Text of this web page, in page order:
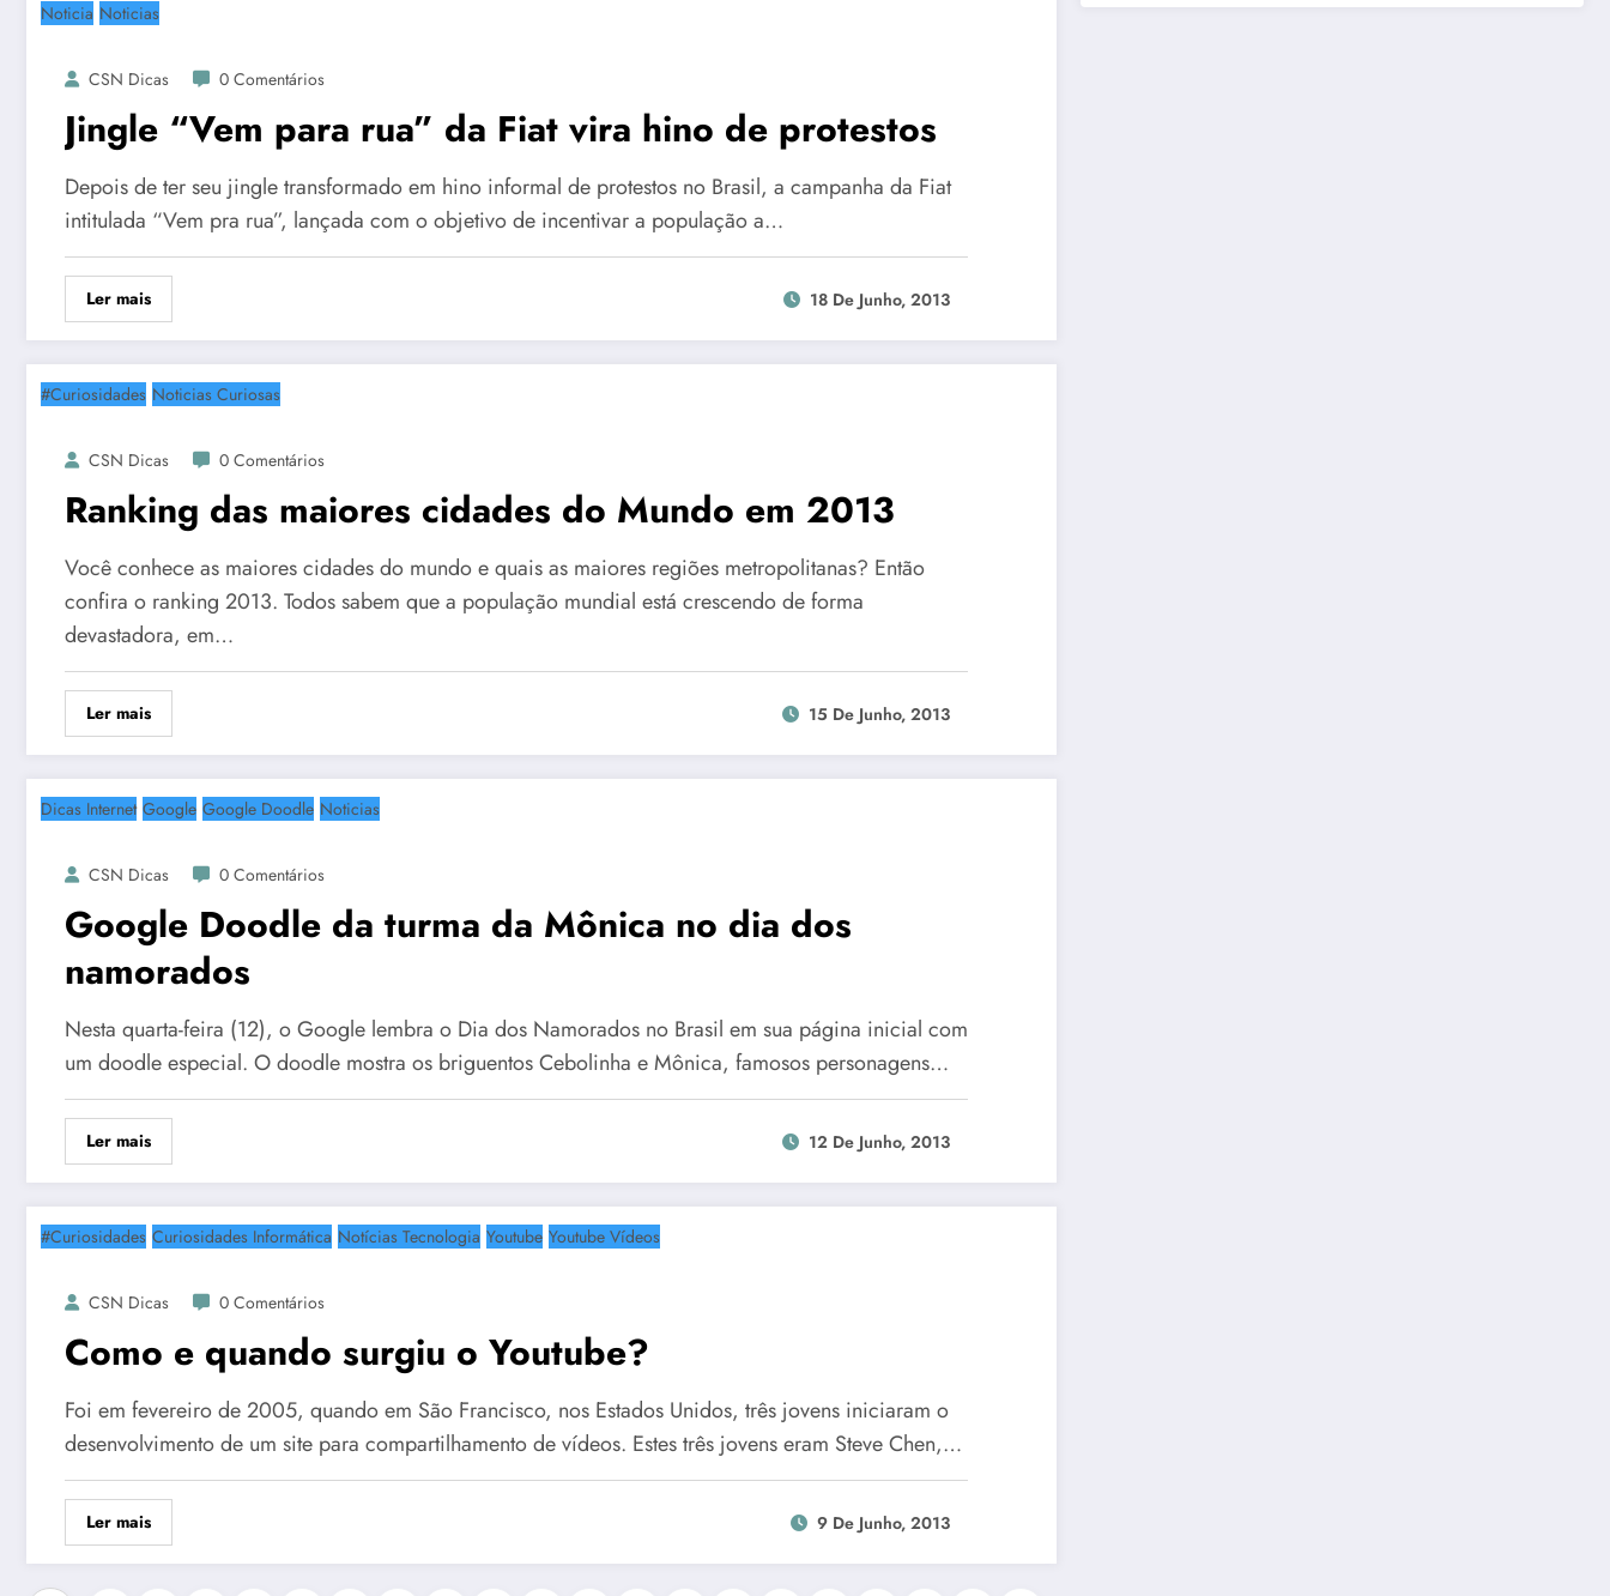
Noticia Noticias
CSN Dicas 0 Comentários
Jingle “Vem para rua” da Fiat vira hino de protestos
Depois de ter seu jingle transformado em hino informal de protestos no Brasil, a campanha da Fiat
intitulada “Vem pra rua”, lançada com o objetivo de incentivar a população a…
Ler mais 18 De Junho, 2013
#Curiosidades Noticias Curiosas
CSN Dicas 0 Comentários
Ranking das maiores cidades do Mundo em 2013
Você conhece as maiores cidades do mundo e quais as maiores regiões metropolitanas? Então
confira o ranking 2013. Todos sabem que a população mundial está crescendo de forma
devastadora, em…
Ler mais 15 De Junho, 2013
Dicas Internet Google Google Doodle Noticias
CSN Dicas 0 Comentários
Google Doodle da turma da Mônica no dia dos
namorados
Nesta quarta-feira (12), o Google lembra o Dia dos Namorados no Brasil em sua página inicial com
um doodle especial. O doodle mostra os briguentos Cebolinha e Mônica, famosos personagens…
Ler mais 12 De Junho, 2013
#Curiosidades Curiosidades Informática Notícias Tecnologia Youtube Youtube Vídeos
CSN Dicas 0 Comentários
Como e quando surgiu o Youtube?
Foi em fevereiro de 2005, quando em São Francisco, nos Estados Unidos, três jovens iniciaram o
desenvolvimento de um site para compartilhamento de vídeos. Estes três jovens eram Steve Chen,…
Ler mais 9 De Junho, 2013